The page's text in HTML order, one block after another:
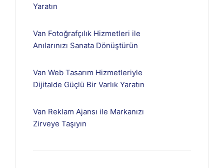
Yaratın
Van Fotoğrafçılık Hizmetleri ile
Anılarınızı Sanata Dönüştürün
Van Web Tasarım Hizmetleriyle
Dijitalde Güçlü Bir Varlık Yaratın
Van Reklam Ajansı ile Markanızı
Zirveye Taşıyın